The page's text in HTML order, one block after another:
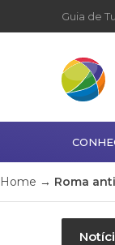
Guia de
Home → Roma